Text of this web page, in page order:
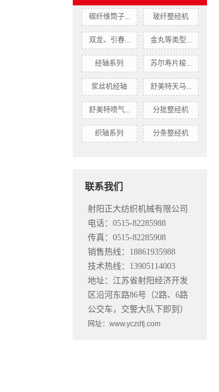
碳纤维筒子... 玻纤整经机
双龙、引春... 金丸等类型...
经轴系列 苏尔寿片梭...
浆丝机经轴 舒美特天马...
舒美特喷气... 分批整经机
织轴系列 分条整经机
联系我们
射阳正大纺织机械有限公司
电话：0515-82285988
传真：0515-82285908
销售热线：18861935988
技术热线：13905114003
地址：江苏省射阳经济开发
区沿河东路86号（2路、6路
公交车，交警大队下即到）
网址：www.yczdfj.com